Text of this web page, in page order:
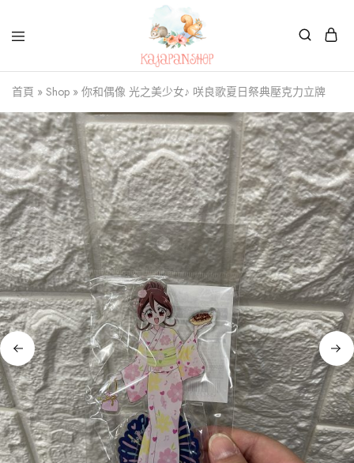
Kajapanshop
日
韓
百
貨
店
首頁 » Shop » 你和偶像 光之美少女♪ 咲良歌夏日祭典壓克力立牌